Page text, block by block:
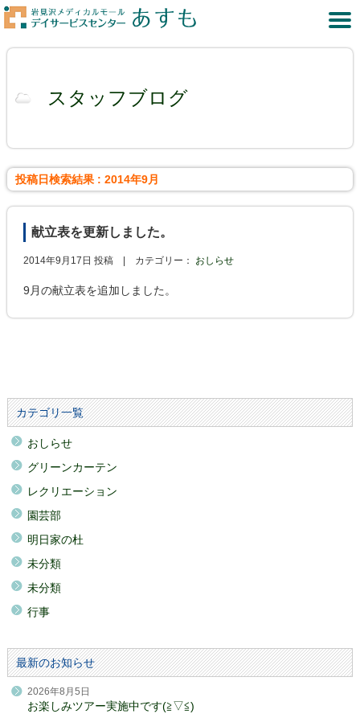
スタッフブログ
投稿日検索結果 : 2014年9月
献立表を更新しました。
2014年9月17日 投稿 | カテゴリー： おしらせ
9月の献立表を追加しました。
カテゴリ一覧
おしらせ
グリーンカーテン
レクリエーション
園芸部
明日家の杜
未分類
未分類
行事
最新のお知らせ
2026年8月5日
お楽しみツアー実施中です(≧▽≦)